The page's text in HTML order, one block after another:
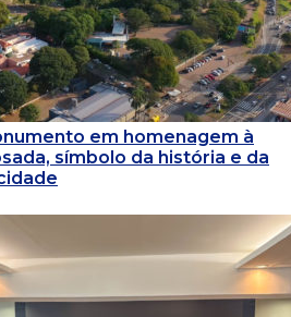
em homenagem à
símbolo da história e da